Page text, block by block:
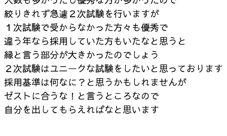
絞りきれず急遽２次試験を行いますが
１次試験で受からなかった方々も優秀で
違う年なら採用していた方もいたなと思うと
縁と言う部分が大きかったのでしょう
２次試験はユニークな試験をしたいと思っております
採用基準は何なに？と思うかもしれませんが
ゼストに合うな！と言うところなので
自分を出してもらえればなと思います